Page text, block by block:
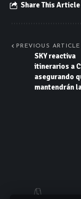
Share This Article
PREVIOUS ARTICLE
SKY reactiva
itinerarios a
asegurando
mantendrán